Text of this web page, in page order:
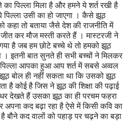
का पिल्ला मिला है और हमने ये शर्त रखी है
उसी का हो जाएगा । कैसे झूठ
कहा तो बताया जैसे देश की राजनीति में
कर मौज मस्ती करते हैं । मास्टरजी ने
है जब हम छोटे बच्चे थे तो हमको झूठ
इतनी बात सुनते ही सभी बच्चों ने मिलकर
पिल्ला आपका हुआ आप शर्त में सबसे अव्वल
बोल ही नहीं सकता था कि उसको झूठ
है कोई है जिस ने झूठ की शिक्षा की पढ़ाई
देखते हैं उसका झूठ का ही परचम फहरा
अपना कद बढ़ा रहा है ऐसे में किसी कवि का
बौने कद वालों को पहाड़ पर चढ़ने का बड़ा